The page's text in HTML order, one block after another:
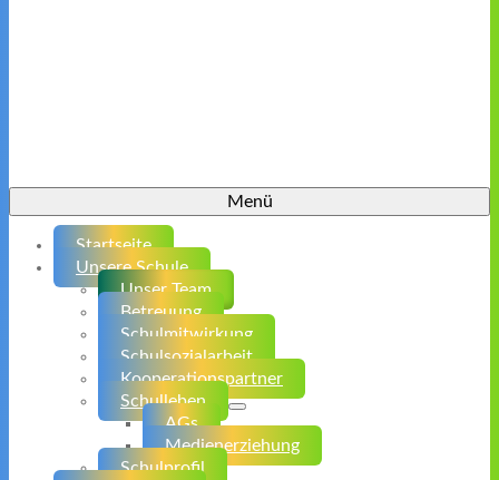
Menü
Startseite
Unsere Schule
Unser Team
Betreuung
Schulmitwirkung
Schulsozialarbeit
Kooperationspartner
Schulleben
AGs
Medienerziehung
Schulprofil